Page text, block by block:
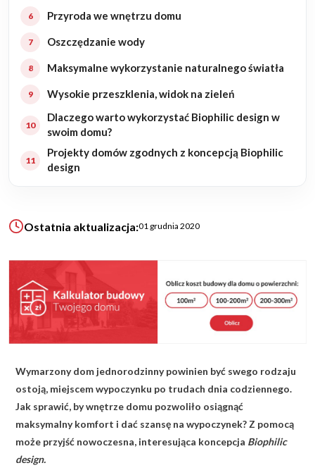
Budynki biurowe
Referencje
Filmy
Ogrody
BLOG
KONAKT
ZAPISZ SIĘ
Przyroda we wnętrzu domu
Oszczędzanie wody
Maksymalne wykorzystanie naturalnego światła
Wysokie przeszklenia, widok na zieleń
Dlaczego warto wykorzystać Biophilic design w
swoim domu?
Projekty domów zgodnych z koncepcją Biophilic
design
Ostatnia aktualizacja:01 grudnia 2020
Wymarzony dom jednorodzinny powinien być swego rodzaju
ostoją, miejscem wypoczynku po trudach dnia codziennego.
Jak sprawić, by wnętrze domu pozwoliło osiągnąć
maksymalny komfort i dać szansę na wypoczynek? Z pomocą
może przyjść nowoczesna, interesująca koncepcja Biophilic
design.